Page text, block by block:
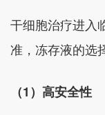
干细胞治疗进入
准，冻存液的选
（1）高安全性